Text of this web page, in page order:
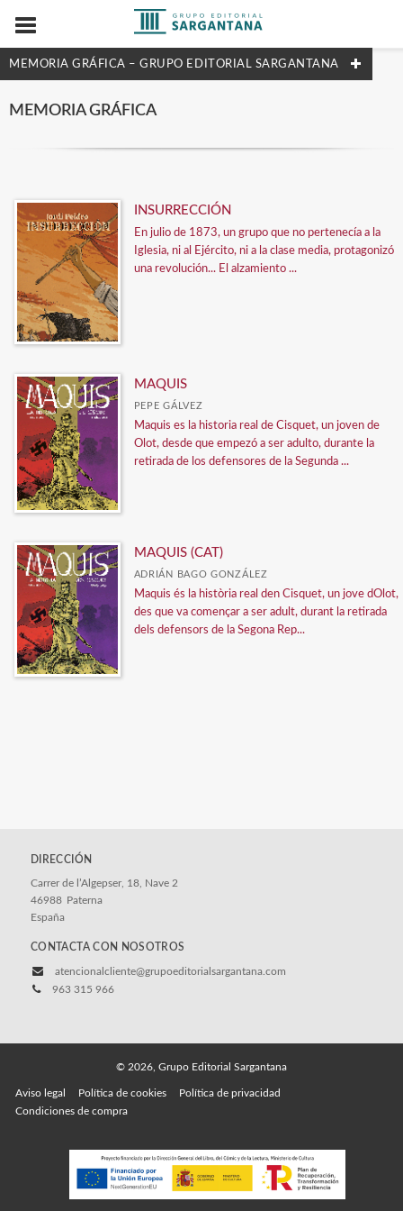
MEMORIA GRÁFICA – GRUPO EDITORIAL SARGANTANA
NUESTRAS COLECCIONES
MATERIAS
Ver todas... (1)
EDITORIALES
ALETA EDICIONES
EDITORIAL BRIEF
EDITORIAL POSIDONIA
EDITORIAL SARGANTANA
FUN READERS
GALÉS EDICIONS
MUNYX EDITORIAL
MUNYX EDITORIAL
NPQ Editores
Ver todas... (10)
MEMORIA GRÁFICA
INSURRECCIÓN
En julio de 1873, un grupo que no pertenecía a la
Iglesia, ni al Ejército, ni a la clase media, protagonizó
una revolución... El alzamiento ...
MAQUIS
PEPE GÁLVEZ
Maquis es la historia real de Cisquet, un joven de
Olot, desde que empezó a ser adulto, durante la
retirada de los defensores de la Segunda ...
MAQUIS (CAT)
ADRIÁN BAGO GONZÁLEZ
Maquis és la història real den Cisquet, un jove dOlot,
des que va començar a ser adult, durant la retirada
dels defensors de la Segona Rep...
DIRECCIÓN
Carrer de l’Algepser, 18, Nave 2
46988 Paterna
España
CONTACTA CON NOSOTROS
atencionalcliente@grupoeditorialsargantana.com
963 315 966
© 2026, Grupo Editorial Sargantana
Aviso legal Política de cookies
Política de privacidad
Condiciones de compra